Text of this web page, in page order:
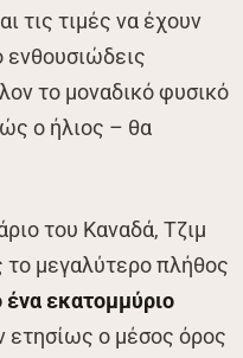
τις τιμές να έχουν
ενθουσιώδεις
το μοναδικό φυσικό
ο ήλιος – θα
του Καναδά, Τζιμ
το μεγαλύτερο πλήθος
εκατομμύριο
ετησίως ο μέσος όρος